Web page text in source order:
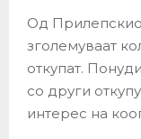
Од
зголемуваат
откупат.
со други
интерес на